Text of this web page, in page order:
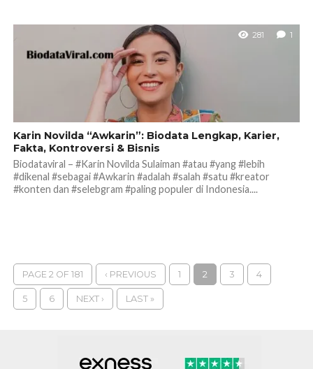
281 1
Karin Novilda “Awkarin”: Biodata Lengkap, Karier,
Fakta, Kontroversi & Bisnis
Biodataviral – #Karin Novilda Sulaiman #atau #yang #lebih
#dikenal #sebagai #Awkarin #adalah #salah #satu #kreator
#konten dan #selebgram #paling populer di Indonesia....
PAGE 2 OF 181 ‹ PREVIOUS 1 2 3 4
5 6 NEXT › LAST »